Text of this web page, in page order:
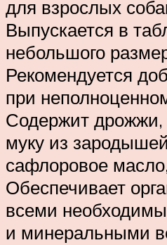
для взрослых
Выпускается в
небольшого
Рекомендуется
при
Содержит дрожжи,
муку из
сафлоровое
Обеспечивает
всеми
и минеральными